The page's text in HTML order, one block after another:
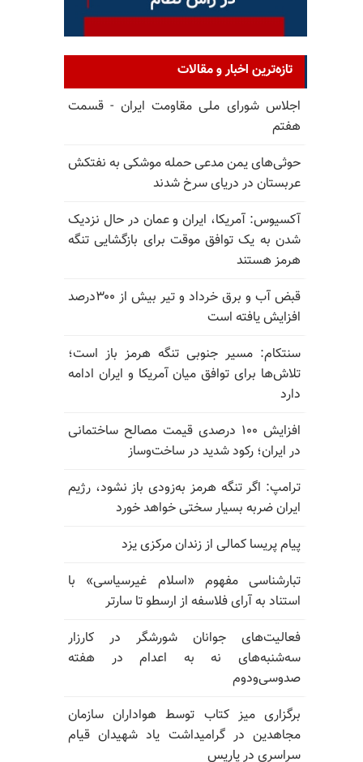
تازه‌ترین اخبار و مقالات
اجلاس شورای ملی مقاومت ایران - قسمت
هفتم
حوثی‌های یمن مدعی حمله موشکی به نفتکش
عربستان در دریای سرخ شدند
آکسیوس: آمریکا، ایران و عمان در حال نزدیک
شدن به یک توافق موقت برای بازگشایی تنگه
هرمز هستند
قبض آب و برق خرداد و تیر بیش از ۳۰۰درصد
افزایش یافته است
سنتکام: مسیر جنوبی تنگه هرمز باز است؛
تلاش‌ها برای توافق میان آمریکا و ایران ادامه
دارد
افزایش ۱۰۰ درصدی قیمت مصالح ساختمانی
در ایران؛ رکود شدید در ساخت‌وساز
ترامپ: اگر تنگه هرمز به‌زودی باز نشود، رژیم
ایران ضربه بسیار سختی خواهد خورد
پیام پریسا کمالی از زندان مرکزی یزد
تبارشناسی مفهوم «اسلام غیرسیاسی» با
استناد به آرای فلاسفه از ارسطو تا سارتر
فعالیت‌های جوانان شورشگر در کارزار
سه‌شنبه‌های نه به اعدام در هفته
صدوسی‌و‌دوم
برگزاری میز کتاب توسط هواداران سازمان
مجاهدین در گرامیداشت یاد شهیدان قیام
سراسری در پاریس